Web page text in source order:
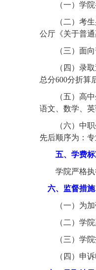
（一） 学
（二） 考
公厅《关于普
（三） 面
（四）录
总分600分折算
（五）高
语文、数学、英
（六）中
先后顺序为：
五、学费
学院严格
六、监督措
（一）为
（二）学
（三）学
（四）申